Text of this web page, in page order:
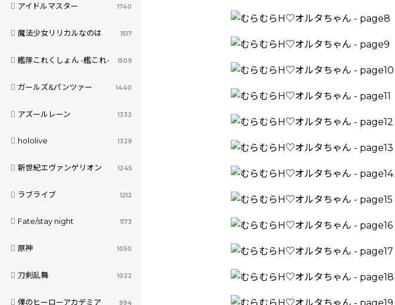
アイドルマスター 1740
魔法少女リリカルなのは 1517
艦隊これくしょん -艦これ- 1509
ガールズ&パンツァー 1440
アズールレーン 1332
hololive 1329
新世紀エヴァンゲリオン 1245
ラブライブ 1212
Fate/stay night 1173
原神 1050
刀剣乱舞 1022
僕のヒーローアカデミア 994